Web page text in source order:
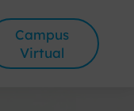
Campus
Virtual